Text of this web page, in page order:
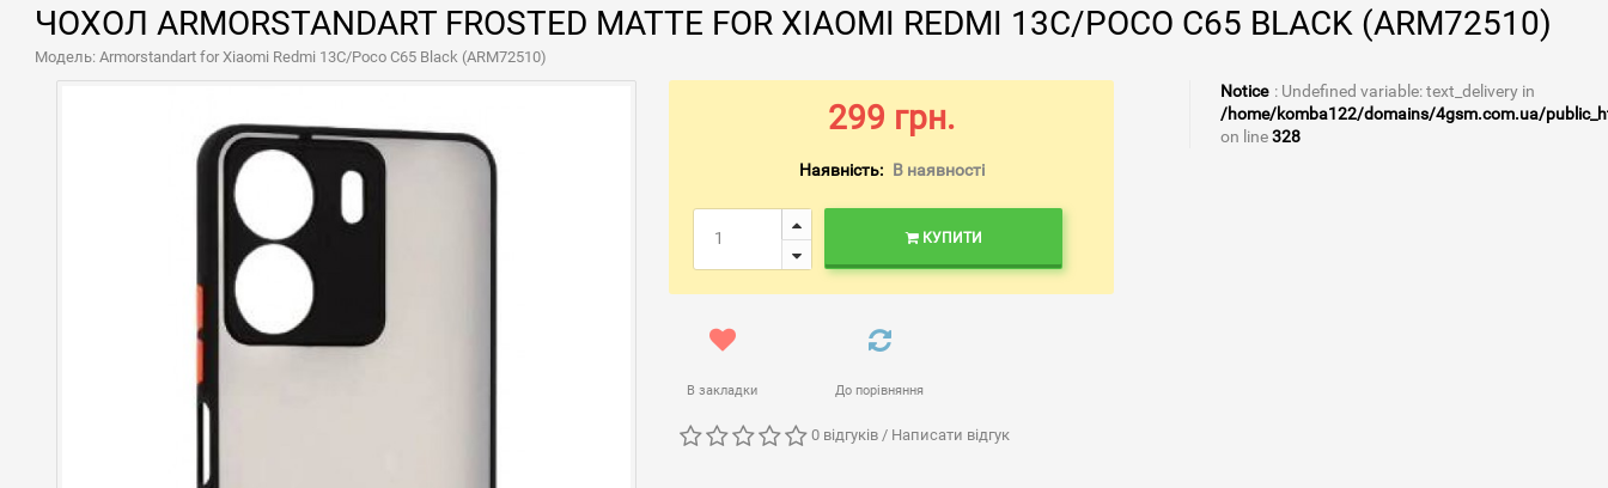
ЧОХОЛ ARMORSTANDART FROSTED MATTE FOR XIAOMI REDMI 13C/POCO C65 BLACK (ARM72510)
Модель: Armorstandart for Xiaomi Redmi 13C/Poco C65 Black (ARM72510)
299 грн.
Наявність: В наявності
КУПИТИ
В закладки До порівняння
0 відгуків / Написати відгук
Notice : Undefined variable: text_delivery in
/home/komba122/domains/4gsm.com.ua/
on line328